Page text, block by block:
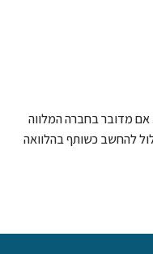
מדובר בחברה המלווה
להחשב כשותף בהלוואה